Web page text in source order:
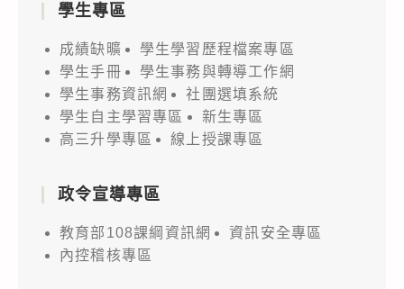
學生專區
成績缺曠
學生學習歷程檔案專區
學生手冊
學生事務與轉導工作網
學生事務資訊網
社團選填系統
學生自主學習專區
新生專區
高三升學專區
線上授課專區
政令宣導專區
教育部108課綱資訊網
資訊安全專區
內控稽核專區